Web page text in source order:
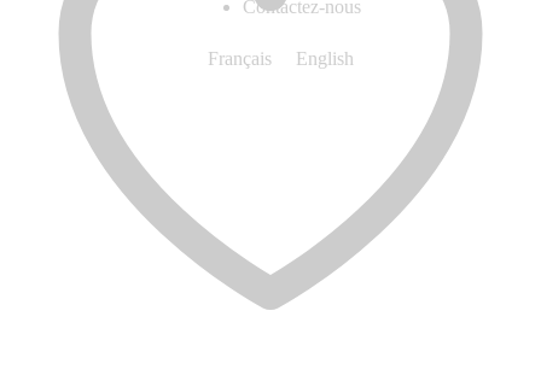
Contactez-nous
Français English